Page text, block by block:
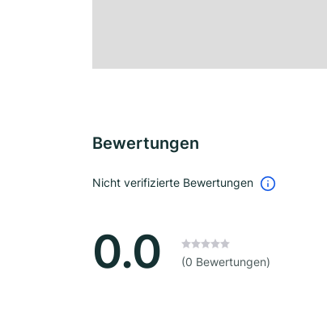
Bewertungen
Nicht verifizierte Bewertungen
0.0 (0 Bewertungen)